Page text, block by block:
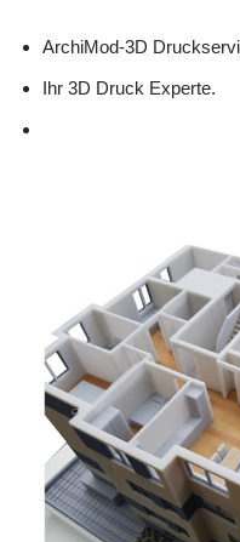
ArchiMod-3D
Ihr 3D Druck Experte.